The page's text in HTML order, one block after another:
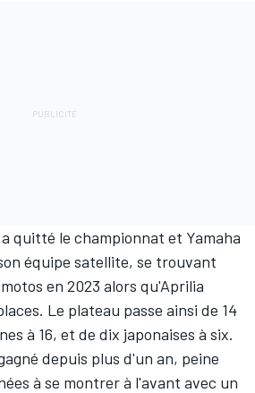
quitté le championnat et Yamaha
équipe satellite, se trouvant
en 2023 alors qu'Aprilia
Le plateau passe ainsi de 14
à 16, et de dix japonaises à six.
depuis plus d'un an, peine
à se montrer à l'avant avec un